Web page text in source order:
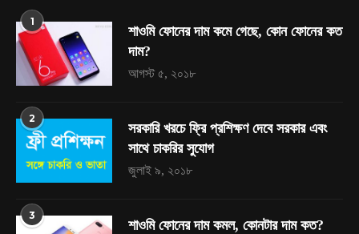
1
শাওমি ফোনের দাম কমে গেছে, কোন ফোনের কত
দাম?
আগস্ট ৫, ২০১৮
2
সরকারি খরচে ফ্রি প্রশিক্ষণ দেবে সরকার এবং
সাথে চাকরির সুযোগ
জুলাই ৯, ২০১৮
3
শাওমি ফোনের দাম কমল, কোনটার দাম কত?